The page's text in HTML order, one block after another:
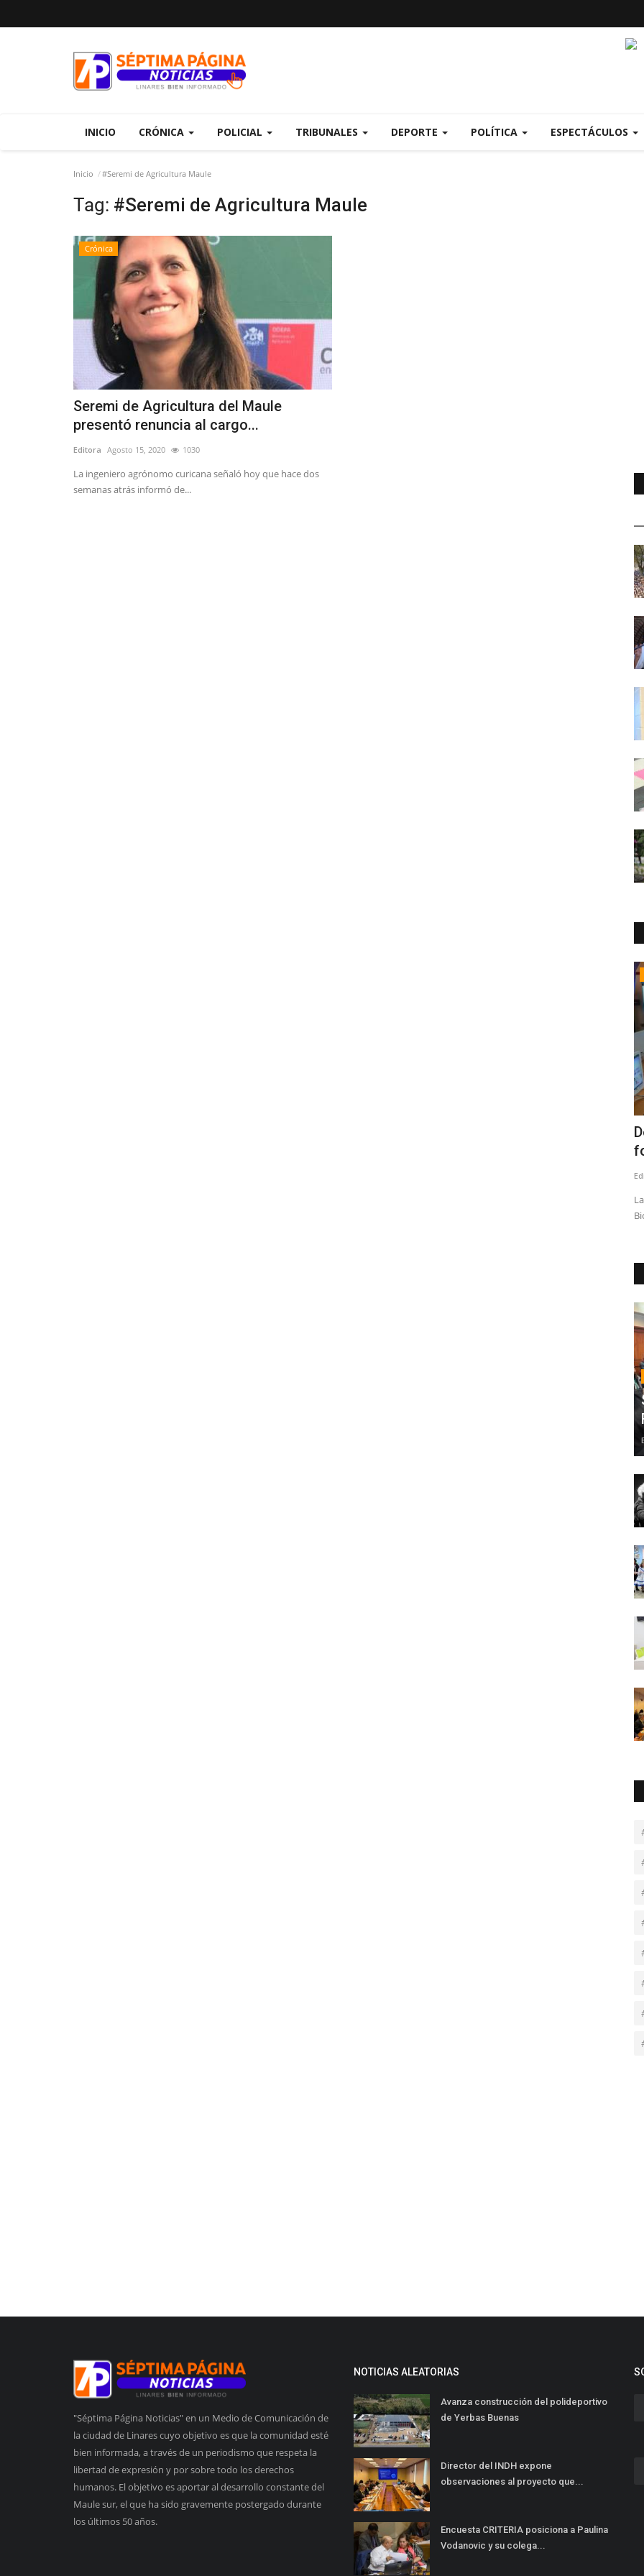
INICIO CRÓNICA POLICIAL TRIBUNALES DEPORTE POLÍTICA ESPECTÁCULOS
Inicio #Seremi de Agricultura Maule
Tag: #Seremi de Agricultura Maule
Crónica
Seremi de Agricultura del Maule
presentó renuncia al cargo...
Editora Agosto 15, 2020 1030
La ingeniero agrónomo curicana señaló hoy que hace dos
semanas atrás informó de...
"Séptima Página Noticias" en un Medio de Comunicación de
la ciudad de Linares cuyo objetivo es que la comunidad esté
bien informada, a través de un periodismo que respeta la
libertad de expresión y por sobre todo los derechos
humanos. El objetivo es aportar al desarrollo constante del
Maule sur, el que ha sido gravemente postergado durante
los últimos 50 años.
NOTICIAS ALEATORIAS
Avanza construcción del polideportivo
de Yerbas Buenas
Director del INDH expone
observaciones al proyecto que...
Encuesta CRITERIA posiciona a Paulina
Vodanovic y su colega...